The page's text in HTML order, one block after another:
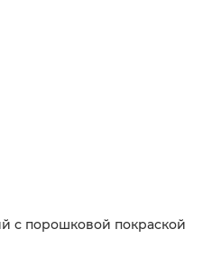
с порошковой покраской